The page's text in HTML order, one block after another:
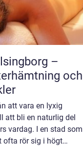
–
och
att vara en lyxig
att bli en naturlig del
vardag. I en stad som
ofta rör sig i högt